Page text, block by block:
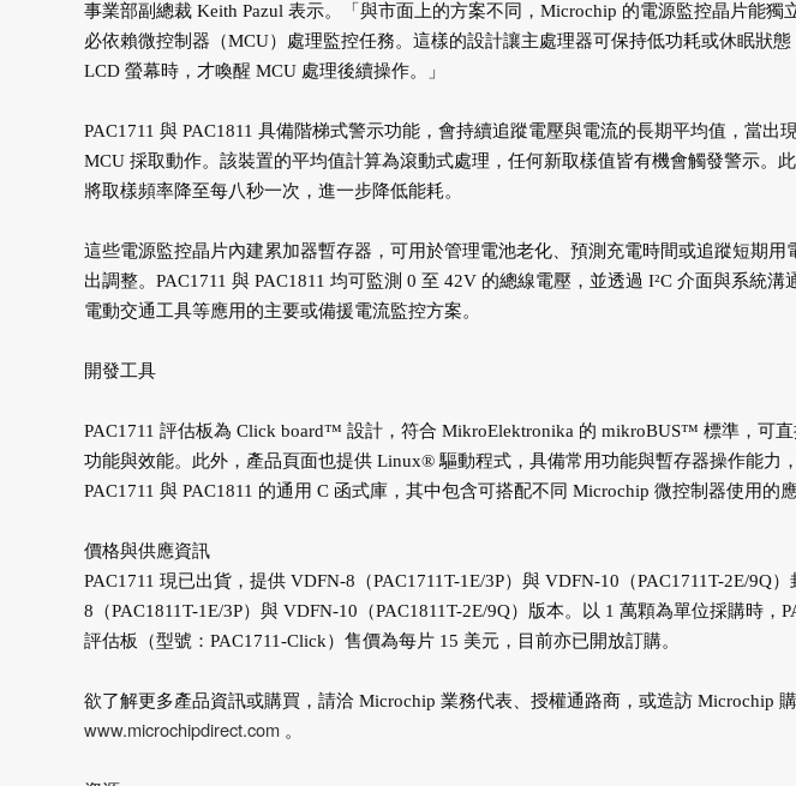
事業部副總裁 Keith Pazul 表示。「與市面上的方案不同，Microchip 的電源監控晶片能獨
必依賴微控制器（MCU）處理監控任務。這樣的設計讓主處理器可保持低功耗或休眠狀
LCD 螢幕時，才喚醒 MCU 處理後續操作。」
PAC1711 與 PAC1811 具備階梯式警示功能，會持續追蹤電壓與電流的長期平均值，當出
MCU 採取動作。該裝置的平均值計算為滾動式處理，任何新取樣值皆有機會觸發警示。
將取樣頻率降至每八秒一次，進一步降低能耗。
這些電源監控晶片內建累加器暫存器，可用於管理電池老化、預測充電時間或追蹤短期用
出調整。PAC1711 與 PAC1811 均可監測 0 至 42V 的總線電壓，並透過 I²C 介面與系統
電動交通工具等應用的主要或備援電流監控方案。
開發工具
PAC1711 評估板為 Click board™ 設計，符合 MikroElektronika 的 mikroBUS™ 標準，可
功能與效能。此外，產品頁面也提供 Linux® 驅動程式，具備常用功能與暫存器操作能力
PAC1711 與 PAC1811 的通用 C 函式庫，其中包含可搭配不同 Microchip 微控制器使用的應
價格與供應資訊
PAC1711 現已出貨，提供 VDFN-8（PAC1711T-1E/3P）與 VDFN-10（PAC1711T-2E/9Q
8（PAC1811T-1E/3P）與 VDFN-10（PAC1811T-2E/9Q）版本。以 1 萬顆為單位採購時，
評估板（型號：PAC1711-Click）售價為每片 15 美元，目前亦已開放訂購。
欲了解更多產品資訊或購買，請洽 Microchip 業務代表、授權通路商，或造訪 Microchip
www.microchipdirect.com。